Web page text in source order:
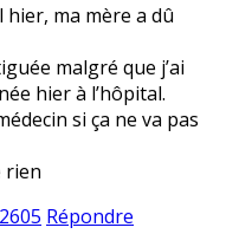
hier, ma mère a dû
malgré que j’ai
hier à l’hôpital.
si ça ne va pas
rien
Répondre